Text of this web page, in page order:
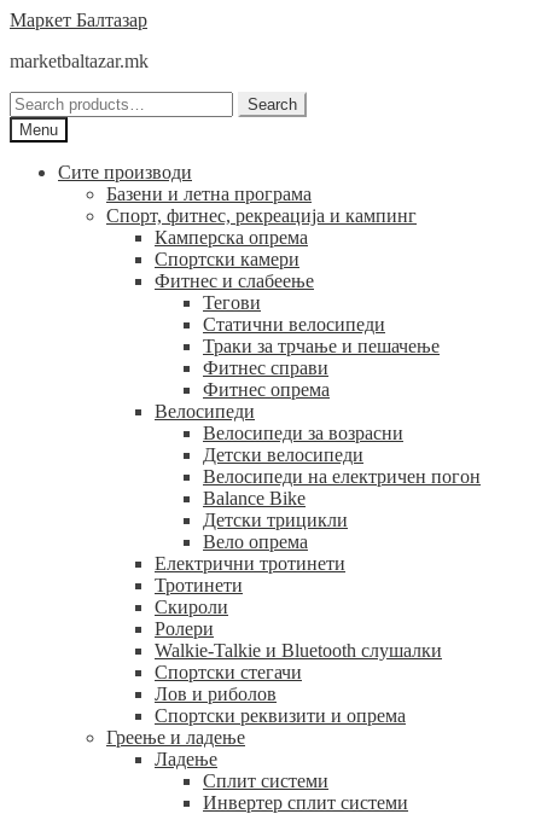
Skip
navigation
Skip
content
Маркет Балтазар
marketbaltazar.mk
Search
for:
Search
Menu
Сите производи
Базени и летна програма
Спорт, фитнес, рекреација и кампинг
Камперска опрема
Спортски камери
Фитнес и слабеење
Тегови
Статични велосипеди
Траки за трчање и пешачење
Фитнес справи
Фитнес опрема
Велосипеди
Велосипеди за возрасни
Детски велосипеди
Велосипеди на електричен погон
Balance Bike
Детски трицикли
Вело опрема
Електрични тротинети
Тротинети
Скироли
Ролери
Walkie-Talkie и Bluetooth слушалки
Спортски стегачи
Лов и риболов
Спортски реквизити и опрема
Греење и ладење
Ладење
Сплит системи
Инвертер сплит системи